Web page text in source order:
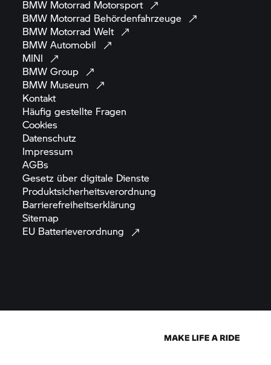
BMW Motorrad Motorsport
BMW Motorrad Behördenfahrzeuge
BMW Motorrad Welt
BMWAutomobil
MINI
BMWGroup
BMW Museum
Kontakt
Häufig gestellte Fragen
Cookies
Datenschutz
Impressum
AGBs
Gesetz über digitale Dienste
Produktsicherheitsverordnung
Barrierefreiheitserklärung
Sitemap
EU Batterieverordnung